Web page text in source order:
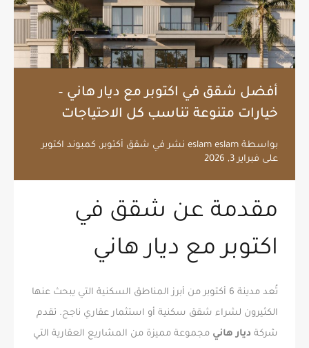
أفضل شقق في اكتوبر مع ديار هاني –
خيارات متنوعة تناسب كل الاحتياجات
بواسطة eslam eslam نشر في شقق أكتوبر, كمبوند اكتوبر
على فبراير 3, 2026
مقدمة عن شقق في
اكتوبر مع ديار هاني
تُعد مدينة 6 أكتوبر من أبرز المناطق السكنية التي يبحث عنها
الكثيرون لشراء شقق سكنية أو استثمار عقاري ناجح. تقدم
شركة ديار هاني مجموعة مميزة من المشاريع العقارية التي